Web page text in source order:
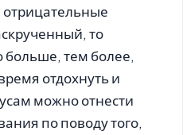
то
больше, тем более,
отдохнуть и
можно отнести
по поводу того,